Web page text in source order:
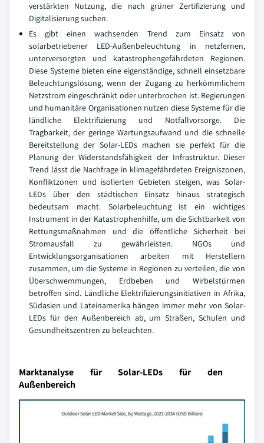
verstärkten Nutzung, die nach grüner Zertifizierung und
Digitalisierung suchen.
Es gibt einen wachsenden Trend zum Einsatz von
solarbetriebener LED-Außenbeleuchtung in netzfernen,
unterversorgten und katastrophengefährdeten Regionen.
Diese Systeme bieten eine eigenständige, schnell einsetzbare
Beleuchtungslösung, wenn der Zugang zu herkömmlichem
Netzstrom eingeschränkt oder unterbrochen ist. Regierungen
und humanitäre Organisationen nutzen diese Systeme für die
ländliche Elektrifizierung und Notfallvorsorge. Die
Tragbarkeit, der geringe Wartungsaufwand und die schnelle
Bereitstellung der Solar-LEDs machen sie perfekt für die
Planung der Widerstandsfähigkeit der Infrastruktur. Dieser
Trend lässt die Nachfrage in klimagefährdeten Ereigniszonen,
Konfliktzonen und isolierten Gebieten steigen, was Solar-
LEDs über den städtischen Einsatz hinaus strategisch
bedeutsam macht. Solarbeleuchtung ist ein wichtiges
Instrument in der Katastrophenhilfe, um die Sichtbarkeit von
Rettungsmaßnahmen und die öffentliche Sicherheit bei
Stromausfall zu gewährleisten. NGOs und
Entwicklungsorganisationen arbeiten mit Herstellern
zusammen, um die Systeme in Regionen zu verteilen, die von
Überschwemmungen, Erdbeben und Wirbelstürmen
betroffen sind. Ländliche Elektrifizierungsinitiativen in Afrika,
Südasien und Lateinamerika hängen immer mehr von Solar-
LEDs für den Außenbereich ab, um Straßen, Schulen und
Gesundheitszentren zu beleuchten.
Marktanalyse für Solar-LEDs für den
Außenbereich